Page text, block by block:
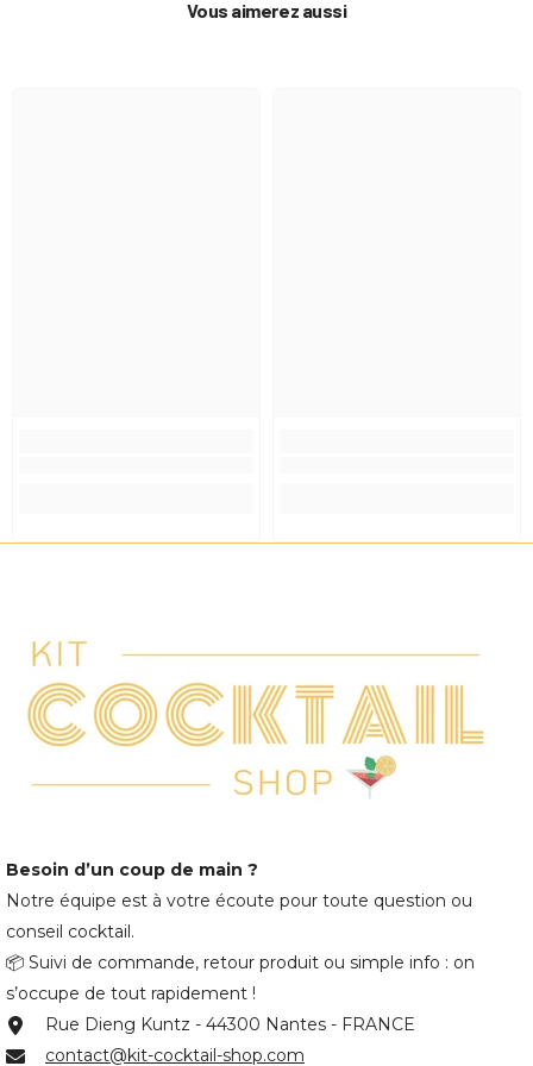
Vous aimerez aussi
Besoin d’un coup de main ?
Notre équipe est à votre écoute pour toute question ou
conseil cocktail.
📦 Suivi de commande, retour produit ou simple info : on
s’occupe de tout rapidement !
Rue Dieng Kuntz - 44300 Nantes - FRANCE
contact@kit-cocktail-shop.com